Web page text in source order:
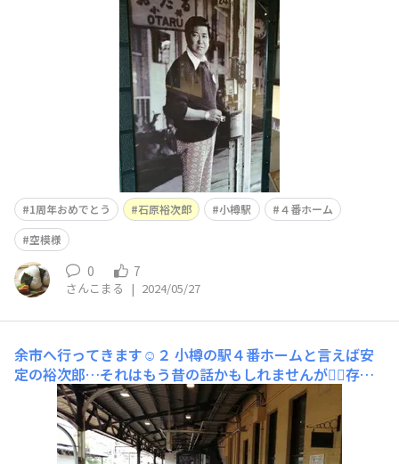
1周年おめでとう 石原裕次郎 小樽駅
４番ホーム
空模様
0 7
さんこまる | 2024/05/27
余市へ行ってきます☺️２ 小樽の駅４番ホームと言えば安
定の裕次郎…それはもう昔の話かもしれませんが🙇‍♀️存在
感だけは立派なものです懲りずに1枚📷ダンディなんだよ
なぁ～スターだからね～🙇‍♀️４番ホーム小樽は観光の街で
もあるので人は多いよね☺️もちろん海外勢も多いですホー
ム内から下駅構内から上小樽駅前今日はバスで行きます小